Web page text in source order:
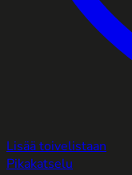
Lisää toivelistaan
Pikakatselu